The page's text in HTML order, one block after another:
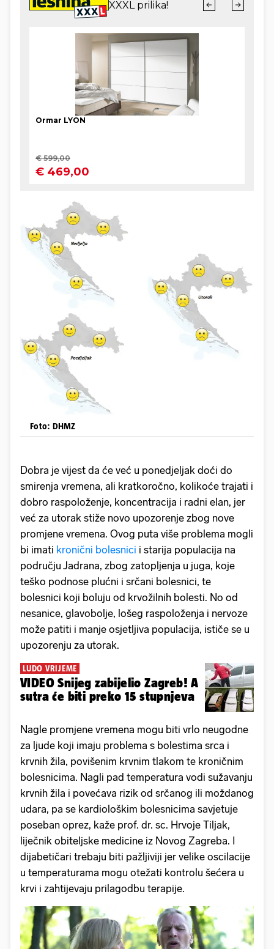
Foto: DHMZ
Dobra je vijest da će već u ponedjeljak doći do
smirenja vremena, ali kratkoročno, kolikoće trajati i
dobro raspoloženje, koncentracija i radni elan, jer
već za utorak stiže novo upozorenje zbog nove
promjene vremena. Ovog puta više problema mogli
bi imati kronični bolesnici i starija populacija na
području Jadrana, zbog zatopljenja u juga, koje
teško podnose plućni i srčani bolesnici, te
bolesnici koji boluju od krvožilnih bolesti. No od
nesanice, glavobolje, lošeg raspoloženja i nervoze
može patiti i manje osjetljiva populacija, ističe se u
upozorenju za utorak.
LUDO VRIJEME
VIDEO Snijeg zabijelio Zagreb! A
sutra će biti preko 15 stupnjeva
Nagle promjene vremena mogu biti vrlo neugodne
za ljude koji imaju problema s bolestima srca i
krvnih žila, povišenim krvnim tlakom te kroničnim
bolesnicima. Nagli pad temperatura vodi sužavanju
krvnih žila i povećava rizik od srčanog ili moždanog
udara, pa se kardiološkim bolesnicima savjetuje
poseban oprez, kaže prof. dr. sc. Hrvoje Tiljak,
liječnik obiteljske medicine iz Novog Zagreba. I
dijabetičari trebaju biti pažljiviji jer velike oscilacije
u temperaturama mogu otežati kontrolu šećera u
krvi i zahtijevaju prilagodbu terapije.